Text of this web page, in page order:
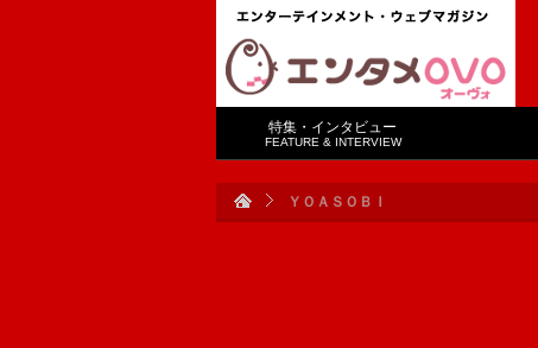
特集・インタビュー
FEATURE & INTERVIEW
ＹＯＡＳＯＢＩ